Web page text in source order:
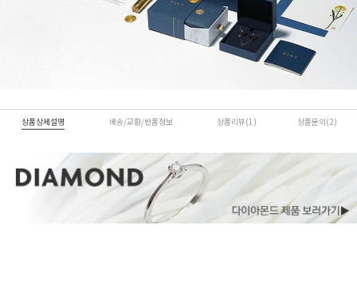
상품상세설명 배송/교환/반품정보 상품리뷰(1) 상품문의(2)